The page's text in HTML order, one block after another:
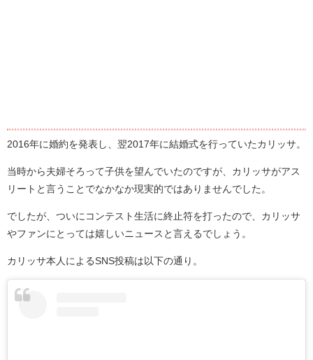
2016年に婚約を発表し、翌2017年に結婚式を行っていたカリッサ。
当時から夫婦そろって子供を望んでいたのですが、カリッサがアス
リートと言うことでなかなか現実的ではありませんでした。
でしたが、ついにコンテスト生活に終止符を打ったので、カリッサ
やファンにとっては嬉しいニュースと言えるでしょう。
カリッサ本人によるSNS投稿は以下の通り。